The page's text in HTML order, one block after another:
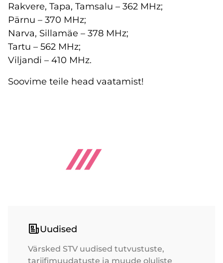
Rakvere, Tapa, Tamsalu – 362 MHz;
Pärnu – 370 MHz;
Narva, Sillamäe – 378 MHz;
Tartu – 562 MHz;
Viljandi – 410 MHz.
Soovime teile head vaatamist!
Uudised
Värsked STV uudised tutvustuste,
tariifimuudatuste ja muude oluliste